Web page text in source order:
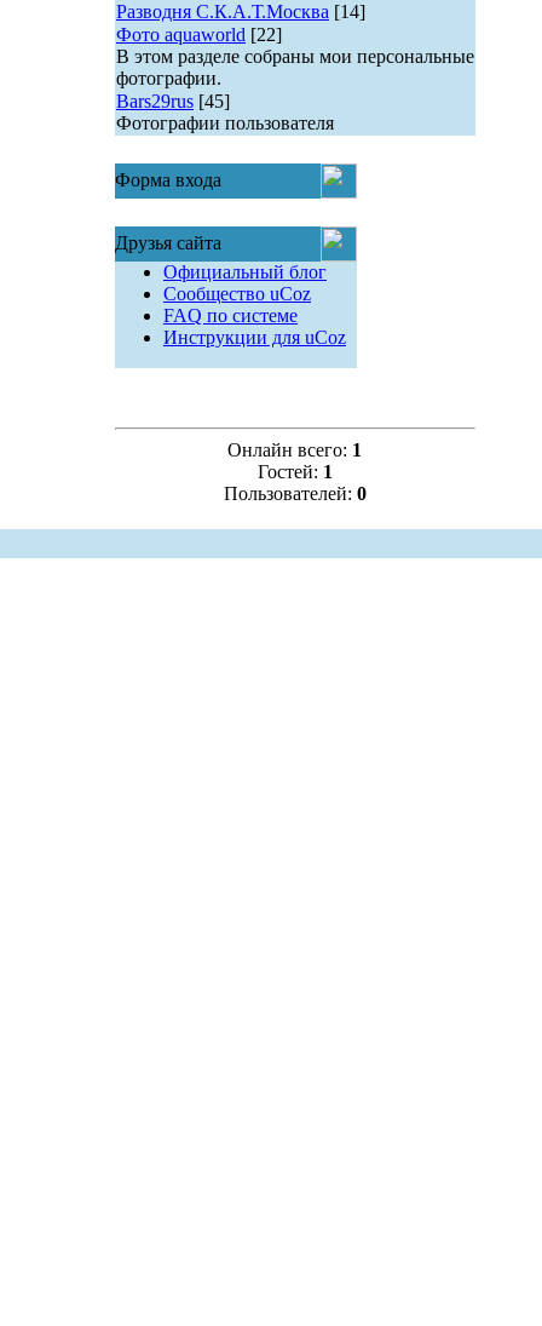
Разводня С.К.А.Т.Москва [14]
Фото aquaworld [22]
В этом разделе собраны мои персональные
фотографии.
Bars29rus [45]
Фотографии пользователя
Форма входа
Друзья сайта
Официальный блог
Сообщество uCoz
FAQ по системе
Инструкции для uCoz
Онлайн всего: 1
Гостей: 1
Пользователей: 0